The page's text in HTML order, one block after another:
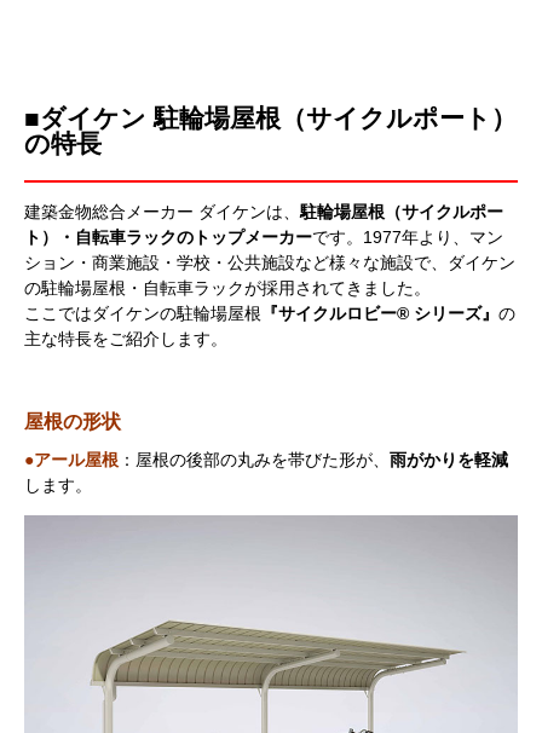
■ダイケン 駐輪場屋根（サイクルポート）
の特長
建築金物総合メーカー ダイケンは、 駐輪場屋根（サイクルポー
ト）・自転車ラックのトップメーカーです。1977年より、マン
ション・商業施設・学校・公共施設など様々な施設で、ダイケン
の駐輪場屋根・自転車ラックが採用されてきました。
ここではダイケンの駐輪場屋根 『サイクルロビー® シリーズ』 の
主な特長をご紹介します。
屋根の形状
●アール屋根 ：屋根の後部の丸みを帯びた形が、 雨がかりを軽減
します。